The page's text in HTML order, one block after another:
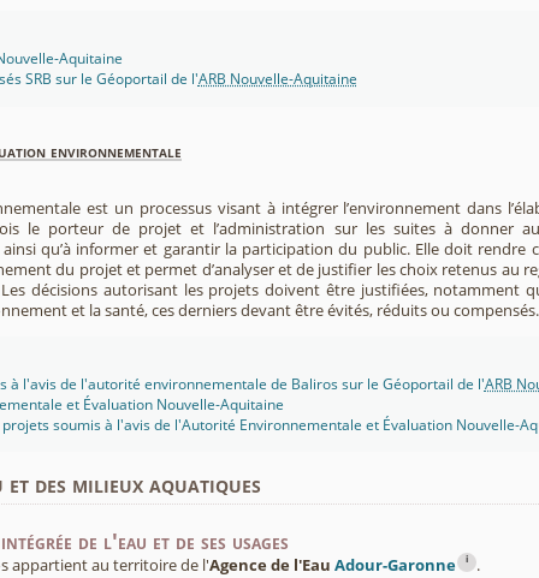
Aquitaine
SRB sur le Géoportail de l'ARB Nouvelle-Aquitaine
environnementale
est un processus visant à intégrer l’environnement dans
le porteur de projet et l’administration sur les suites à donner
qu’à informer et garantir la participation du public. Elle doit rendre
du projet et permet d’analyser et de justifier les choix retenus au
décisions autorisant les projets doivent être justifiées, notamment
et la santé, ces derniers devant être évités, réduits ou compensés.
à l'avis de l'autorité environnementale de Baliros sur le Géoportail de l'ARB
et Évaluation Nouvelle-Aquitaine
soumis à l'avis de l'Autorité Environnementale et Évaluation Nouvelle-
des milieux aquatiques
de l'eau et de ses usages
appartient au territoire de l'Agence de l'Eau Adour-Garonne i
.